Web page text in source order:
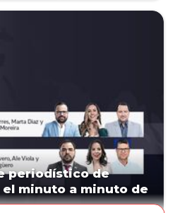
periodístico de
el minuto a minuto de